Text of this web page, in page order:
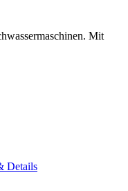
Mit
Details